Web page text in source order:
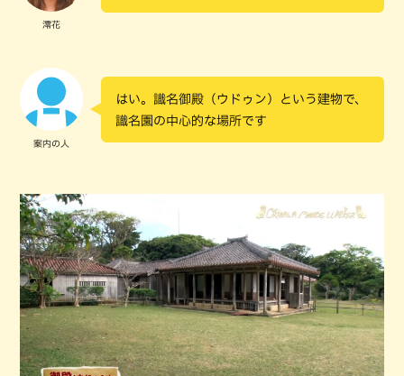
澪花
案内の人
はい。識名御殿（ウドゥン）という建物で、
識名園の中心的な場所です